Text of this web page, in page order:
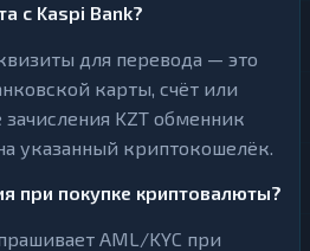
с Kaspi Bank?
для перевода — это
карты, счёт или
KZT обменник
указанный криптокошелёк.
при покупке криптовалюты?
AML/KYC при